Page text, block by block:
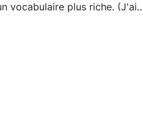
vocabulaire plus riche. (J'ai
que je vais partager).